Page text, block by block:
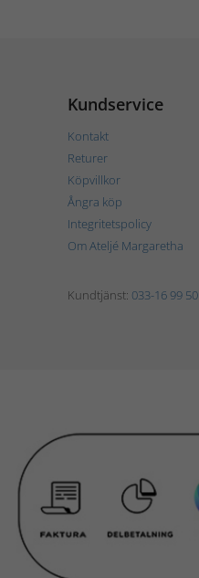
Kundservice
Kontakt
Returer
Köpvillkor
Ångra köp
Integritetspolicy
Om Ateljé Margaretha
Kundtjänst: 033-16 99 50